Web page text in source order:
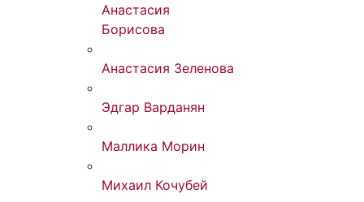
Анастасия
Борисова
Анастасия Зеленова
Эдгар Варданян
Маллика Морин
Михаил Кочубей